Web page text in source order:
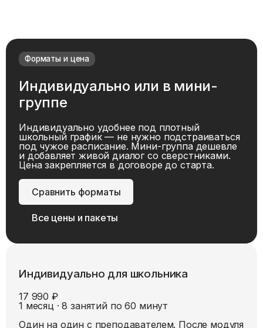
Форматы и цена
Индивидуально или в мини-
группе
Индивидуально удобнее под плотный
школьный график — не нужно подстраиваться
под чужое расписание. Мини-группа дешевле
и добавляет живой диалог со сверстниками.
Цена закрепляется в договоре до старта.
Сравнить форматы
Все цены и пакеты
Индивидуально для школьника
17 990 ₽
1 месяц · 8 занятий по 60 минут
Один на один с преподавателем. После модуля